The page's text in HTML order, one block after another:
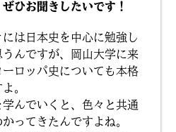
ひお聞きしたいです！
は日本史を中心に勉強し
んですが、岡山大学に来
ロッパ史についても本格
。
んでいくと、色々と共通
ってきたんですよね。